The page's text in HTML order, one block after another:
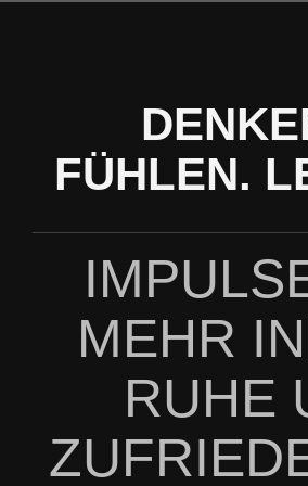
FÜHLEN.
MEHR
RUHE